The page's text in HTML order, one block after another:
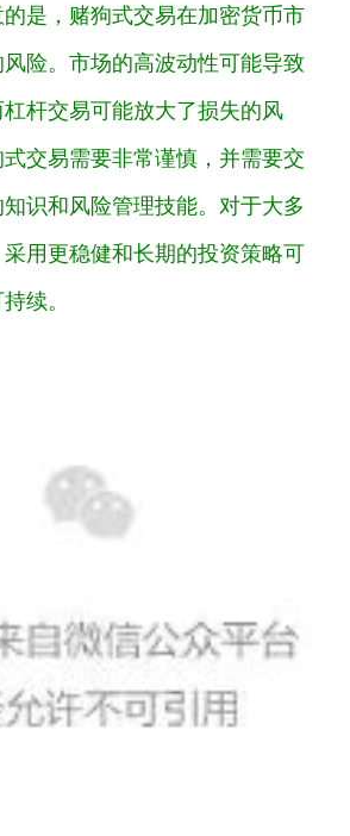
是，赌狗式交易在加密货币市
险。市场的高波动性可能导致
杆交易可能放大了损失的风
交易需要非常谨慎，并需要交
识和风险管理技能。对于大多
用更稳健和长期的投资策略可
续。